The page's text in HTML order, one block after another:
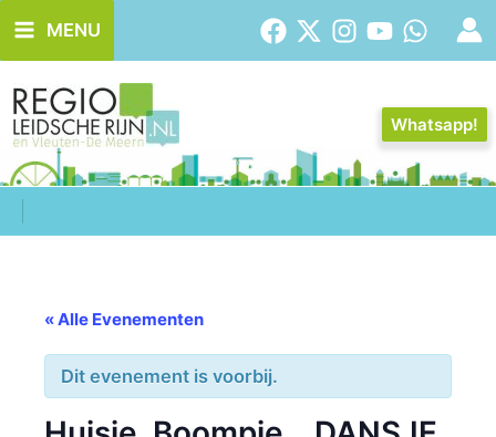
naar
de
inhoud
MENU
Whatsapp!
« Alle Evenementen
Dit evenement is voorbij.